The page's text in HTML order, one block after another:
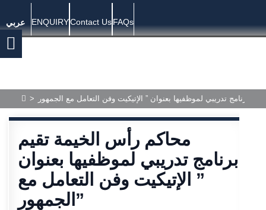
عربي ENQUIRYContact UsFAQs
>
محاكم رأس الخيمة تقيم
برنامج تدريبي لموظفيها بعنوان
” الإتيكيت وفن التعامل مع
الجمهور”